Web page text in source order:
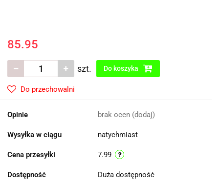
85.95
szt. Do koszyka
Do przechowalni
Opinie brak ocen (dodaj)
Wysyłka w ciągu natychmiast
Cena przesyłki 7.99
Dostępność Duża dostępność